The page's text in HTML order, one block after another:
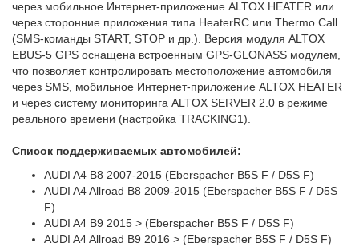
через мобильное Интернет-приложение ALTOX HEATER или
через сторонние приложения типа HeaterRC или Thermo Call
(SMS-команды START, STOP и др.). Версия модуля ALTOX
EBUS-5 GPS оснащена встроенным GPS-GLONASS модулем,
что позволяет контролировать местоположение автомобиля
через SMS, мобильное Интернет-приложение ALTOX HEATER
и через систему мониторинга ALTOX SERVER 2.0 в режиме
реального времени (настройка TRACKING1).
Список поддерживаемых автомобилей:
AUDI A4 B8 2007-2015 (Eberspacher B5S F / D5S F)
AUDI A4 Allroad B8 2009-2015 (Eberspacher B5S F / D5S
F)
AUDI A4 B9 2015 > (Eberspacher B5S F / D5S F)
AUDI A4 Allroad B9 2016 > (Eberspacher B5S F / D5S F)